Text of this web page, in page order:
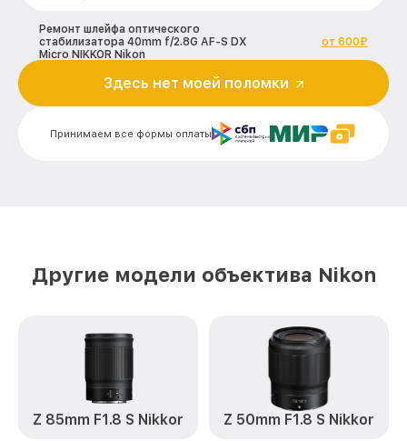
Ремонт шлейфа оптического
стабилизатора 40mm f/2.8G AF-S DX
Micro NIKKOR Nikon
от 600₽
Ремонт электроники 40mm f/2.8G AF-S
DX Micro NIKKOR Nikon
Устранение механических повреждений
от 900₽
Замена электронной платы 40mm f/2.8G
Замена узла диафрагмы 40mm f/2.8G
AF-S DX Micro NIKKOR Nikon
от 1200₽
Замена мотора 40mm f/2.8G AF-S DX
Micro NIKKOR Nikon
от 1800₽
Принимаем все формы оплаты
Здесь нет моей поломки
Другие модели объектива Nikon
Z 85mm F1.8 S Nikkor Z 50mm F1.8 S Nikkor